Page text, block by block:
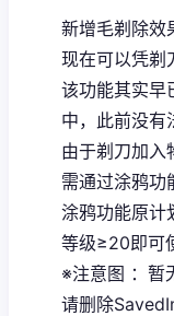
新增毛剃除效
现在可以凭剃
该功能其实早
中，此前没有
由于剃刀加入
需通过涂鸦功
涂鸦功能原计
等级≥20即可
※注意图 ：暂
请删除